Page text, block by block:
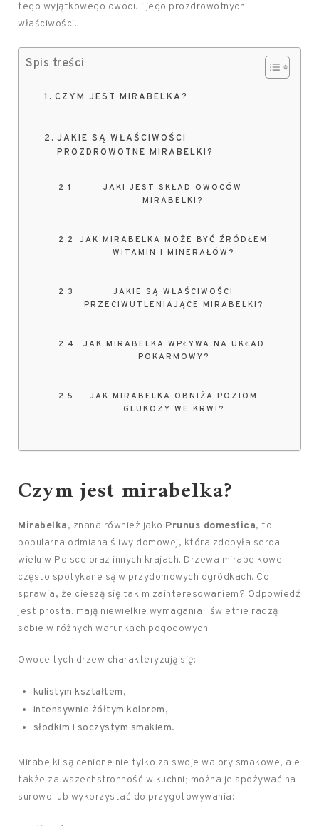
tego wyjątkowego owocu i jego prozdrowotnych
właściwości.
Spis treści
CZYM JEST MIRABELKA?
JAKIE SĄ WŁAŚCIWOŚCI
PROZDROWOTNE MIRABELKI?
JAKI JEST SKŁAD OWOCÓW
MIRABELKI?
JAK MIRABELKA MOŻE BYĆ ŹRÓDŁEM
WITAMIN I MINERAŁÓW?
JAKIE SĄ WŁAŚCIWOŚCI
PRZECIWUTLENIAJĄCE MIRABELKI?
JAK MIRABELKA WPŁYWA NA UKŁAD
POKARMOWY?
JAK MIRABELKA OBNIŻA POZIOM
GLUKOZY WE KRWI?
Czym jest mirabelka?
Mirabelka, znana również jako Prunus domestica, to
popularna odmiana śliwy domowej, która zdobyła serca
wielu w Polsce oraz innych krajach. Drzewa mirabelkowe
często spotykane są w przydomowych ogródkach. Co
sprawia, że cieszą się takim zainteresowaniem? Odpowiedź
jest prosta: mają niewielkie wymagania i świetnie radzą
sobie w różnych warunkach pogodowych.
Owoce tych drzew charakteryzują się:
kulistym kształtem,
intensywnie żółtym kolorem,
słodkim i soczystym smakiem.
Mirabelki są cenione nie tylko za swoje walory smakowe, ale
także za wszechstronność w kuchni; można je spożywać na
surowo lub wykorzystać do przygotowywania: